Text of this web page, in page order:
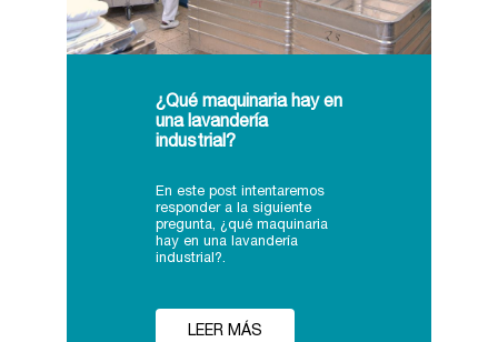
¿Qué maquinaria hay en
una lavandería
industrial?
En este post intentaremos
responder a la siguiente
pregunta, ¿qué maquinaria
hay en una lavandería
industrial?.
LEER MÁS